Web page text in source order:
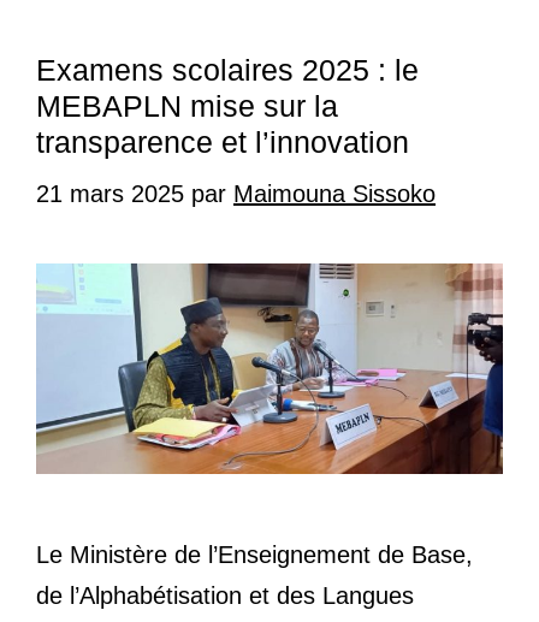
Examens scolaires 2025 : le
MEBAPLN mise sur la
transparence et l’innovation
21 mars 2025 par Maimouna Sissoko
Le Ministère de l’Enseignement de Base,
de l’Alphabétisation et des Langues